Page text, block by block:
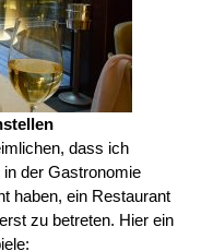
dass ich
der Gastronomie
haben, ein Restaurant
zu betreten. Hier ein